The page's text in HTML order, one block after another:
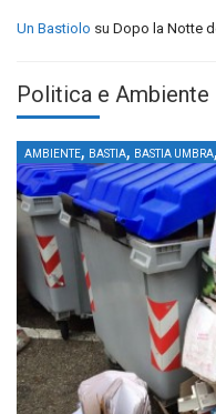
Un Bastiolo su Dopo la Notte
Politica e Ambiente
AMBIENTE, BASTIA, BASTIA UMBRA,